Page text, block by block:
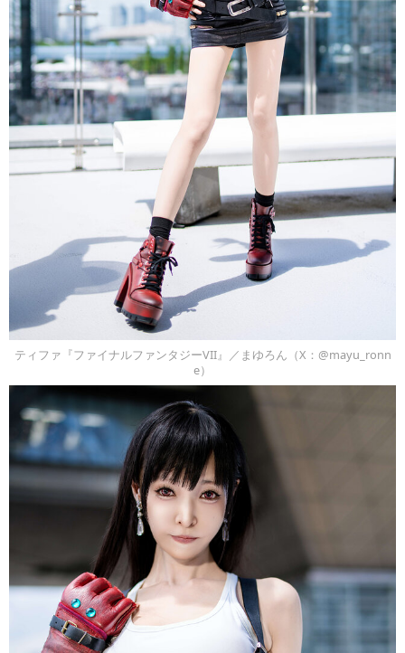
ティファ『ファイナルファンタジーVII』／まゆろん（X：@mayu_ronn
e）